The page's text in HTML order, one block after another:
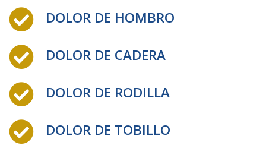
DOLOR DE HOMBRO
DOLOR DE CADERA
DOLOR DE RODILLA
DOLOR DE TOBILLO